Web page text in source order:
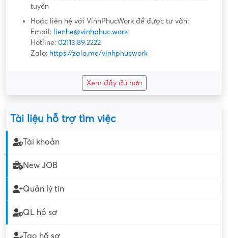
tuyển
Hoặc liên hệ với VinhPhucWork để được tư vấn:
Email: lienhe@vinhphuc.work
Hotline: 02113.89.2222
Zalo: https://zalo.me/vinhphucwork
Xem đầy đủ hơn
Tài liệu hỗ trợ tìm việc
Tài khoản
New JOB
Quản lý tin
QL hồ sơ
Tạo hồ sơ